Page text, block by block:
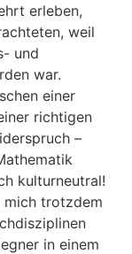
erleben,
weil
und
war.
einer
richtigen
–
kulturneutral!
mich trotzdem
in einem